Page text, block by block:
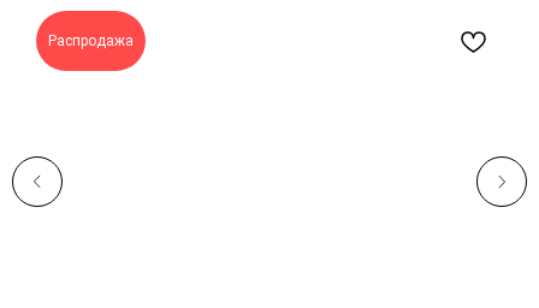
Распродажа